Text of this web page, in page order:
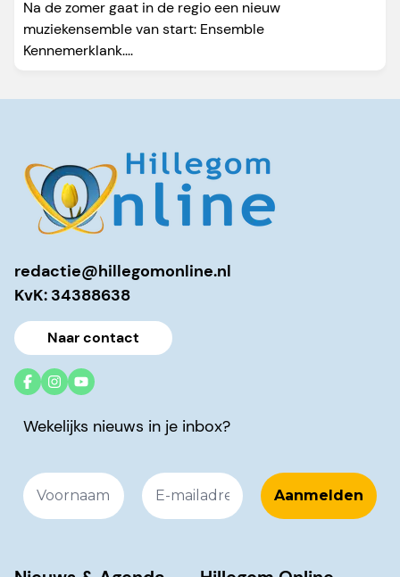
Na de zomer gaat in de regio een nieuw
muziekensemble van start: Ensemble
Kennemerklank....
redactie@hillegomonline.nl
KvK: 34388638
Naar contact
Wekelijks nieuws in je inbox?